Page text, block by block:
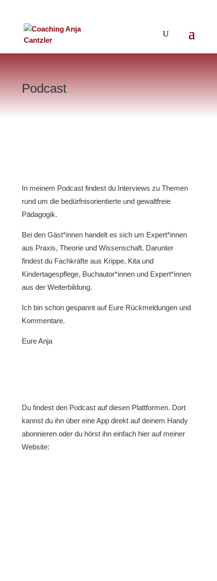
Podcast
In meinem Podcast findest du Interviews zu Themen
rund um die bedürfnisorientierte und gewaltfreie
Pädagogik.
Bei den Gäst*innen handelt es sich um Expert*innen
aus Praxis, Theorie und Wissenschaft. Darunter
findest du Fachkräfte aus Krippe, Kita und
Kindertagespflege, Buchautor*innen und Expert*innen
aus der Weiterbildung.
Ich bin schon gespannt auf Eure Rückmeldungen und
Kommentare.
Eure Anja
Du findest den Podcast auf diesen Plattformen. Dort
kannst du ihn über eine App direkt auf deinem Handy
abonnieren oder du hörst ihn einfach hier auf meiner
Website: